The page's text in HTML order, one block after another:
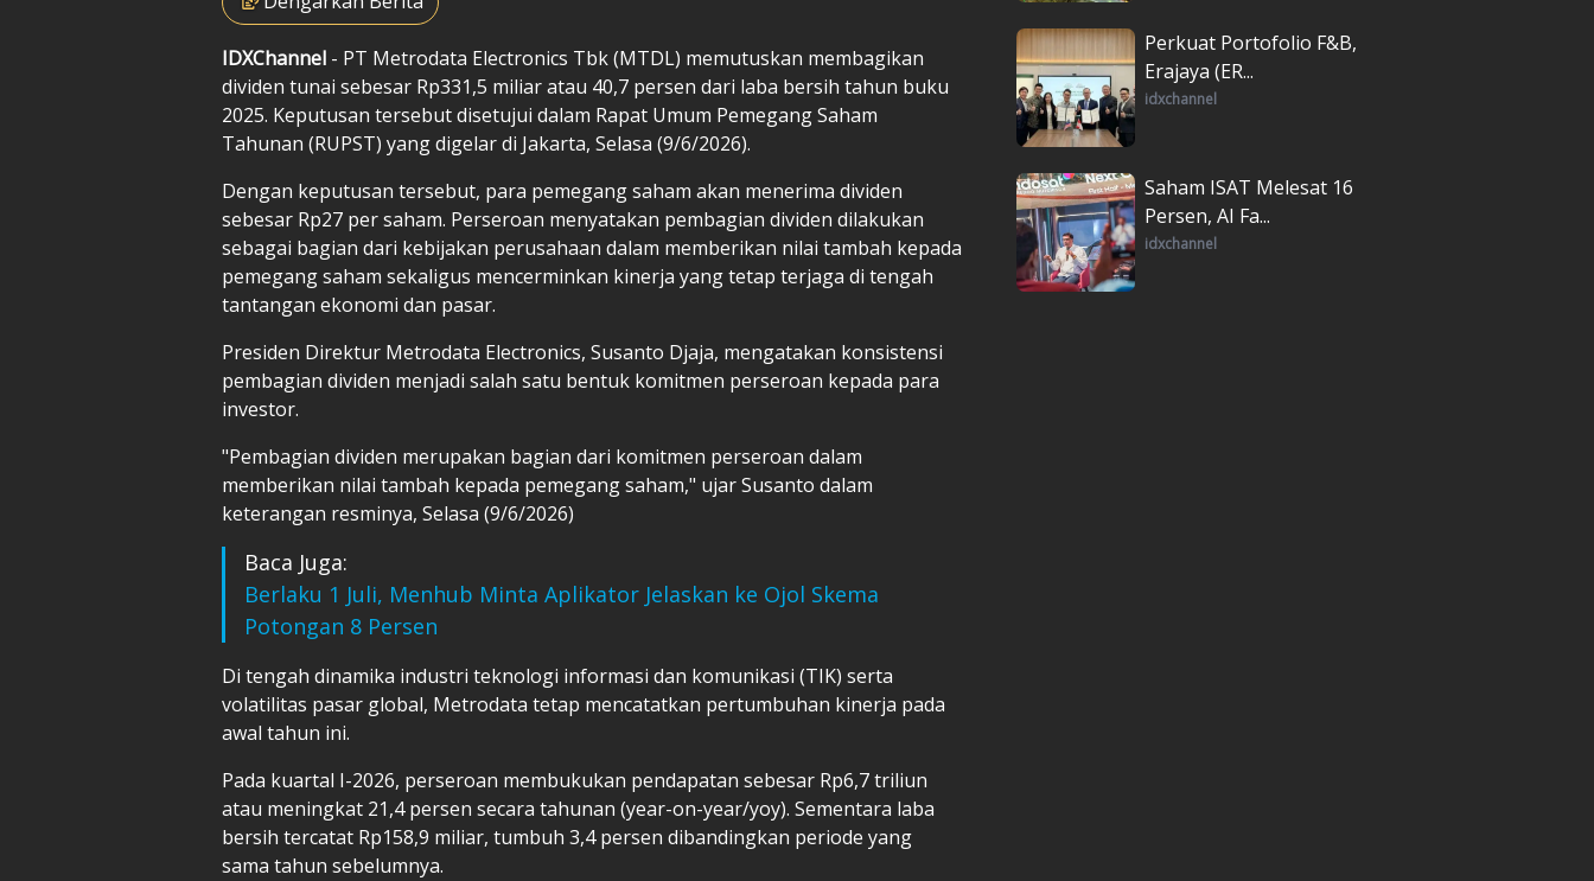
IDXChannel - PT Metrodata Electronics Tbk (MTDL) memutuskan membagikan
dividen tunai sebesar Rp331,5 miliar atau 40,7 persen dari laba bersih tahun buku
2025. Keputusan tersebut disetujui dalam Rapat Umum Pemegang Saham
Tahunan (RUPST) yang digelar di Jakarta, Selasa (9/6/2026).
Dengan keputusan tersebut, para pemegang saham akan menerima dividen
sebesar Rp27 per saham. Perseroan menyatakan pembagian dividen dilakukan
sebagai bagian dari kebijakan perusahaan dalam memberikan nilai tambah kepada
pemegang saham sekaligus mencerminkan kinerja yang tetap terjaga di tengah
tantangan ekonomi dan pasar.
Presiden Direktur Metrodata Electronics, Susanto Djaja, mengatakan konsistensi
pembagian dividen menjadi salah satu bentuk komitmen perseroan kepada para
investor.
"Pembagian dividen merupakan bagian dari komitmen perseroan dalam
memberikan nilai tambah kepada pemegang saham," ujar Susanto dalam
keterangan resminya, Selasa (9/6/2026)
Baca Juga:
Berlaku 1 Juli, Menhub Minta Aplikator Jelaskan ke Ojol Skema
Potongan 8 Persen
Di tengah dinamika industri teknologi informasi dan komunikasi (TIK) serta
volatilitas pasar global, Metrodata tetap mencatatkan pertumbuhan kinerja pada
awal tahun ini.
Pada kuartal I-2026, perseroan membukukan pendapatan sebesar Rp6,7 triliun
atau meningkat 21,4 persen secara tahunan (year-on-year/yoy). Sementara laba
bersih tercatat Rp158,9 miliar, tumbuh 3,4 persen dibandingkan periode yang
sama tahun sebelumnya.
Perkuat Portofolio F&B,
Erajaya (ER...
idxchannel
Saham ISAT Melesat 16
Persen, AI Fa...
idxchannel